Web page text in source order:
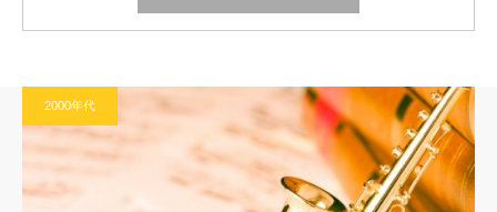
2000年代